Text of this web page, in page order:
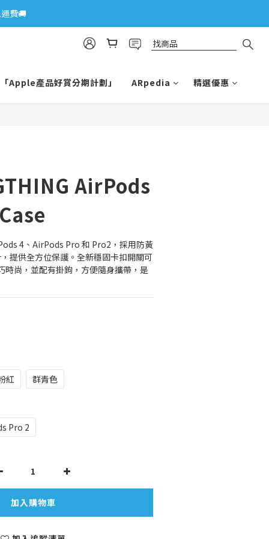
費🚚
「Apple產品好賞分期計劃」 ARpedia 精選優惠
AirPods
4、AirPods Pro 和 Pro2，採用防黃
提供全方位保護。全新穩固卡扣開關可
時尚，並配有掛鉤，方便隨身攜帶，是
紅 群青色
Pro 2
加入購物車